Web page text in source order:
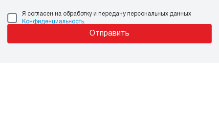
Я согласен на обработку и передачу персональных данных
Конфиденциальность
Отправить